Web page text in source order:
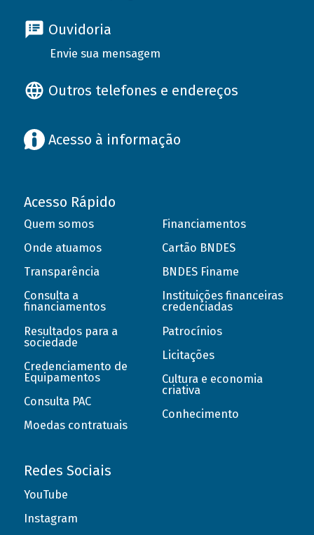
Ouvidoria
Envie sua mensagem
Outros telefones e endereços
Acesso à informação
Acesso Rápido
Quem somos
Onde atuamos
Transparência
Consulta a
financiamentos
Resultados para a
sociedade
Credenciamento de
Equipamentos
Consulta PAC
Moedas contratuais
Financiamentos
Cartão BNDES
BNDES Finame
Instituições financeiras
credenciadas
Patrocínios
Licitações
Cultura e economia
criativa
Conhecimento
Redes Sociais
YouTube
Instagram